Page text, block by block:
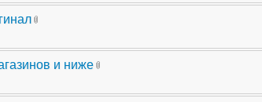
и ниже